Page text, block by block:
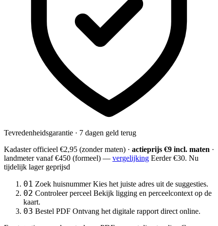
Tevredenheidsgarantie · 7 dagen geld terug
Kadaster officieel €2,95 (zonder maten) · actieprijs €9 incl. maten ·
landmetervanaf €450 (formeel) — vergelijking Eerder €30. Nu
tijdelijk lager geprijsd
01 Zoek huisnummer Kies het juiste adres uit de suggesties.
02 Controleer perceel Bekijk ligging en perceelcontext op de
kaart.
03 Bestel PDF Ontvang het digitale rapport direct online.